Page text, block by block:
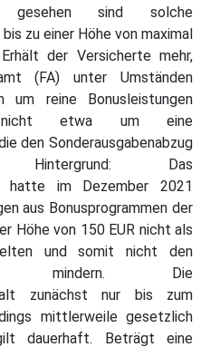
gesehen sind solche
zu einer Höhe von maximal
der Versicherte mehr,
(FA) unter Umständen
reine Bonusleistungen
etwa um eine
den Sonderausgabenabzug
Das
hatte im Dezember 2021
aus Bonusprogrammen der
Höhe von 150 EUR nicht als
und somit nicht den
mindern. Die
zunächst nur bis zum
mittlerweile gesetzlich
dauerhaft. Beträgt eine